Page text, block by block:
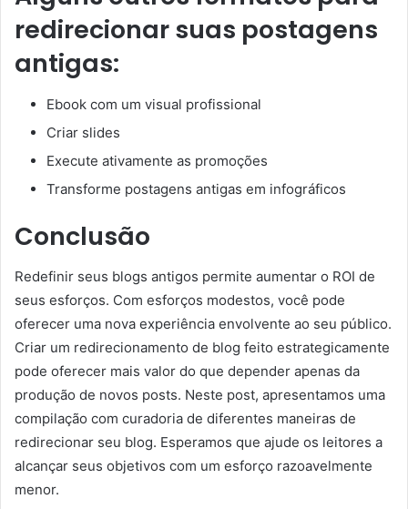
redirecionar suas postagens
antigas:
Ebook com um visual profissional
Criar slides
Execute ativamente as promoções
Transforme postagens antigas em infográficos
Conclusão
Redefinir seus blogs antigos permite aumentar o ROI de
seus esforços. Com esforços modestos, você pode
oferecer uma nova experiência envolvente ao seu público.
Criar um redirecionamento de blog feito estrategicamente
pode oferecer mais valor do que depender apenas da
produção de novos posts. Neste post, apresentamos uma
compilação com curadoria de diferentes maneiras de
redirecionar seu blog. Esperamos que ajude os leitores a
alcançar seus objetivos com um esforço razoavelmente
menor.